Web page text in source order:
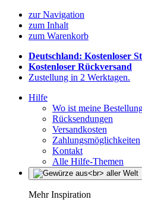
zur Navigation
zum Inhalt
zum Warenkorb
Deutschland: Kostenloser
Kostenloser Rückversand
Zustellung in 2 Werktagen.
Hilfe
Wo ist meine
Rücksendungen
Versandkosten
Zahlungsmöglichkeiten
Kontakt
Alle Hilfe-Themen
Mehr Inspiration